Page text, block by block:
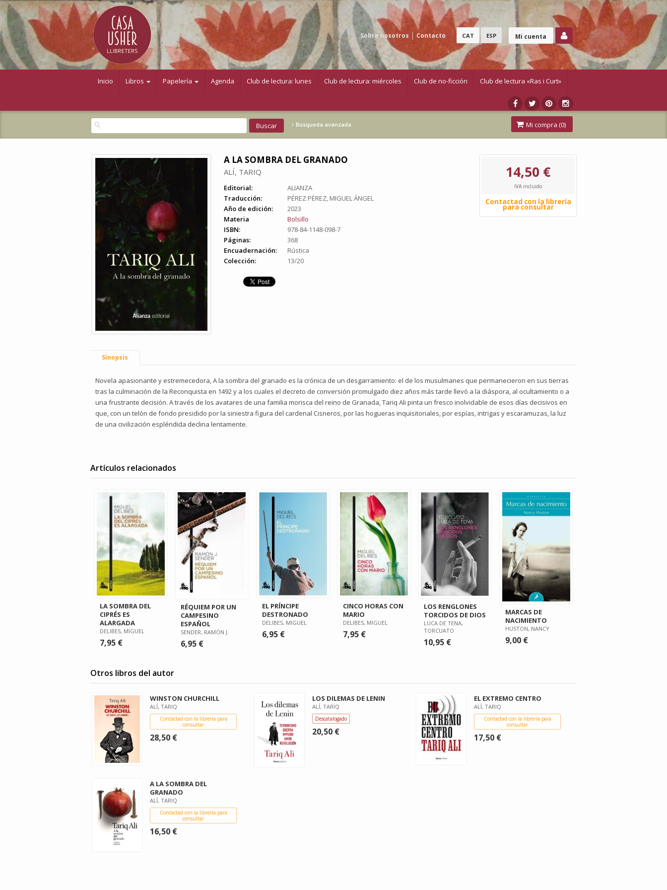
Mi cuenta
CAT ESP
Sobre nosotros Contacto
Inicio Libros Papelería Agenda Club de lectura: lunes Club de lectura: miércoles Club de no-ficción Club de lectura «Ras i Curt»
Búsqueda avanzada Mi compra (0)
A LA SOMBRA DEL GRANADO
ALÍ, TARIQ
Editorial:
ALIANZA
Traducción:
PÉREZ PÉREZ, MIGUEL ÁNGEL
Año de edición:
2023
Materia
Bolsillo
ISBN:
978-84-1148-098-7
Páginas:
368
Encuadernación:
Rústica
Colección:
13/20
14,50 €
IVA incluido
Contactad con la librería
para consultar
Sinopsis
Novela apasionante y estremecedora, A la sombra del granado es la crónica de un desgarramiento: el de los musulmanes que permanecieron en sus tierras
tras la culminación de la Reconquista en 1492 y a los cuales el decreto de conversión promulgado diez años más tarde llevó a la diáspora, al ocultamiento o a
una frustrante decisión. A través de los avatares de una familia morisca del reino de Granada, Tariq Ali pinta un fresco inolvidable de esos días decisivos en
que, con un telón de fondo presidido por la siniestra figura del cardenal Cisneros, por las hogueras inquisitoriales, por espías, intrigas y escaramuzas, la luz
de una civilización espléndida declina lentamente.
Artículos relacionados
LA SOMBRA DEL
CIPRÉS ES
ALARGADA
DELIBES, MIGUEL
7,95 €
RÉQUIEM POR UN
CAMPESINO
ESPAÑOL
SENDER, RAMÓN J.
6,95 €
EL PRÍNCIPE
DESTRONADO
DELIBES, MIGUEL
6,95 €
CINCO HORAS CON
MARIO
DELIBES, MIGUEL
7,95 €
LOS RENGLONES
TORCIDOS DE DIOS
LUCA DE TENA,
TORCUATO
10,95 €
MARCAS DE
NACIMIENTO
HUSTON, NANCY
9,00 €
Otros libros del autor
WINSTON CHURCHILL
ALÍ, TARIQ
Contactad con la librería para
consultar
28,50 €
LOS DILEMAS DE LENIN
ALÍ, TARIQ
Descatalogado
20,50 €
EL EXTREMO CENTRO
ALÍ, TARIQ
Contactad con la librería para
consultar
17,50 €
A LA SOMBRA DEL
GRANADO
ALÍ, TARIQ
Contactad con la librería para
consultar
16,50 €